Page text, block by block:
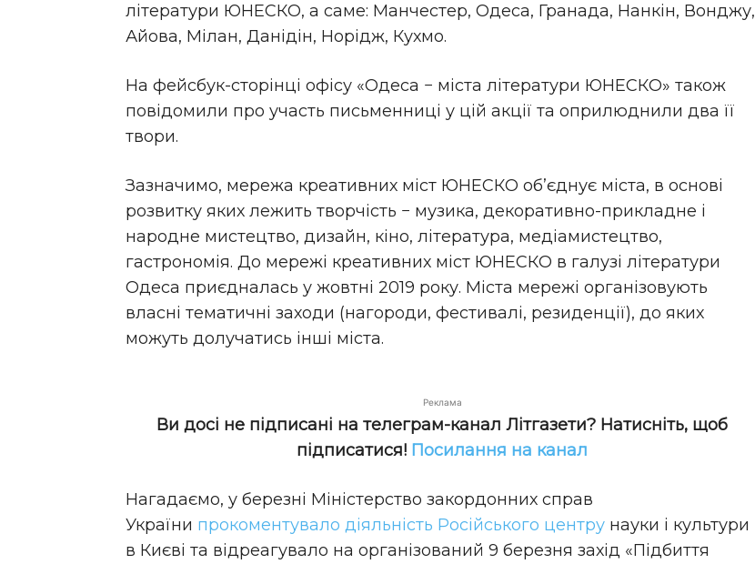
літератури ЮНЕСКО, а саме: Манчестер, Одеса, Гранада, Нанкін, Вонджу,
Айова, Мілан, Данідін, Норідж, Кухмо.
На фейсбук-сторінці офісу «Одеса − міста літератури ЮНЕСКО» також
повідомили про участь письменниці у цій акції та оприлюднили два її
твори.
Зазначимо, мережа креативних міст ЮНЕСКО об’єднує міста, в основі
розвитку яких лежить творчість − музика, декоративно-прикладне і
народне мистецтво, дизайн, кіно, література, медіамистецтво,
гастрономія. До мережі креативних міст ЮНЕСКО в галузі літератури
Одеса приєдналась у жовтні 2019 року. Міста мережі організовують
власні тематичні заходи (нагороди, фестивалі, резиденції), до яких
можуть долучатись інші міста.
Реклама
Ви досі не підписані на телеграм-канал Літгазети? Натисніть, щоб
підписатися! Посилання на канал
Нагадаємо, у березні Міністерство закордонних справ
України прокоментувало діяльність Російського центру науки і культури
в Києві та відреагувало на організований 9 березня захід «Підбиття